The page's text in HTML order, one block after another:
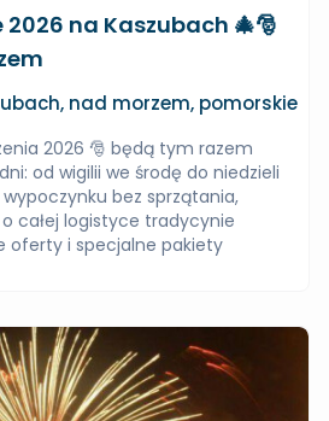
2026 na Kaszubach 🎄🎅
nad morzem, pomorskie
2026 🎅 będą tym razem
od wigilii we środę do niedzieli
bez sprzątania,
całej logistyce tradycynie
oferty i specjalne pakiety